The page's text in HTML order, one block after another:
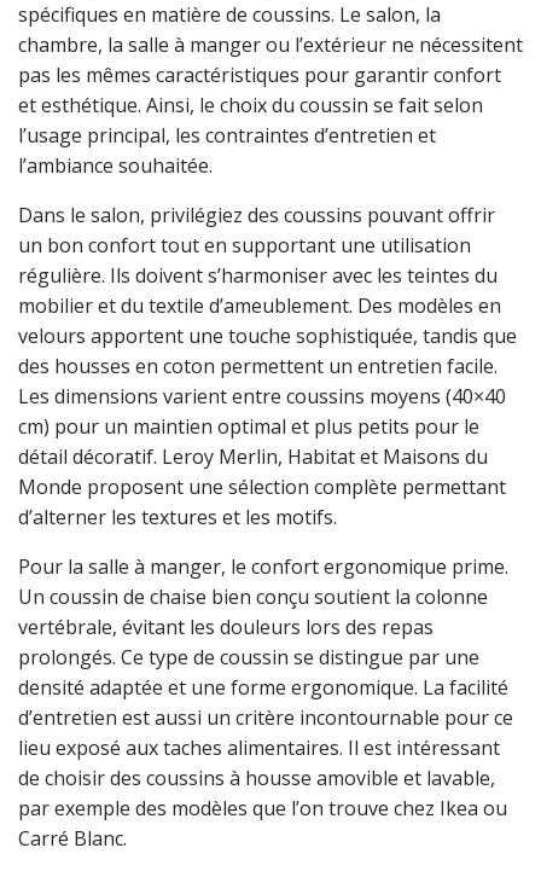
spécifiques en matière de coussins. Le salon, la
chambre, la salle à manger ou l’extérieur ne nécessitent
pas les mêmes caractéristiques pour garantir confort
et esthétique. Ainsi, le choix du coussin se fait selon
l’usage principal, les contraintes d’entretien et
l’ambiance souhaitée.
Dans le salon, privilégiez des coussins pouvant offrir
un bon confort tout en supportant une utilisation
régulière. Ils doivent s’harmoniser avec les teintes du
mobilier et du textile d’ameublement. Des modèles en
velours apportent une touche sophistiquée, tandis que
des housses en coton permettent un entretien facile.
Les dimensions varient entre coussins moyens (40×40
cm) pour un maintien optimal et plus petits pour le
détail décoratif. Leroy Merlin, Habitat et Maisons du
Monde proposent une sélection complète permettant
d’alterner les textures et les motifs.
Pour la salle à manger, le confort ergonomique prime.
Un coussin de chaise bien conçu soutient la colonne
vertébrale, évitant les douleurs lors des repas
prolongés. Ce type de coussin se distingue par une
densité adaptée et une forme ergonomique. La facilité
d’entretien est aussi un critère incontournable pour ce
lieu exposé aux taches alimentaires. Il est intéressant
de choisir des coussins à housse amovible et lavable,
par exemple des modèles que l’on trouve chez Ikea ou
Carré Blanc.